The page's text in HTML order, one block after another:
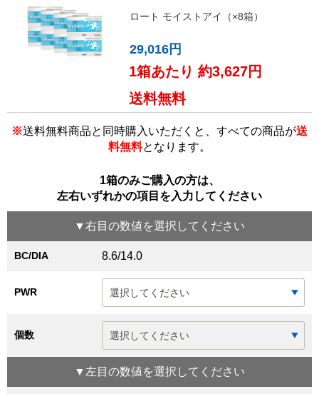
ロート モイストアイ（×8箱）
29,016円
1箱あたり 約3,627円
送料無料
※送料無料商品と同時購入いただくと、すべての商品が送
料無料となります。
1箱のみご購入の方は、
左右いずれかの項目を入力してください
▼右目 の数値を選択してください
BC/DIA 8.6/14.0
PWR
個数
▼ 左目 の数値を選択してください